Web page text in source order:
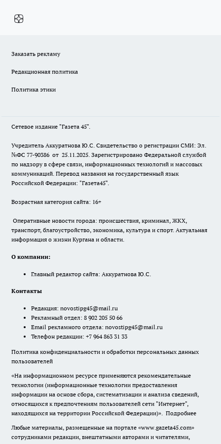
Заказать рекламу
Редакционная политика
Политика этики
Сетевое издание "Газета 45".
Учредитель Аккуратнова Ю.С. Свидетельство о регистрации СМИ: Эл.
№ФС 77-90386 от 25.11.2025. Зарегистрировано Федеральной службой
по надзору в сфере связи, информационных технологий и массовых
коммуникаций. Перевод названия на государственный язык
Российской Федерации: "Газета45".
Возрастная категория сайта: 16+
Оперативные новости города: происшествия, криминал, ЖКХ,
транспорт, благоустройство, экономика, культура и спорт. Актуальная
информация о жизни Кургана и области.
О компании:
Главный редактор сайта: Аккуратнова Ю.С.
Контакты
Редакция: novostipg45@mail.ru
Рекламный отдел: 8 902 205 50 66
Email рекламного отдела: novostipg45@mail.ru
Телефон редакции: +7 964 863 31 33
Политика конфиденциальности и обработки персональных данных
пользователей
«На информационном ресурсе применяются рекомендательные
технологии (информационные технологии предоставления
информации на основе сбора, систематизации и анализа сведений,
относящихся к предпочтениям пользователей сети "Интернет",
находящихся на территории Российской Федерации)». Подробнее
Любые материалы, размещенные на портале «www.gazeta45.com»
сотрудниками редакции, внештатными авторами и читателями,